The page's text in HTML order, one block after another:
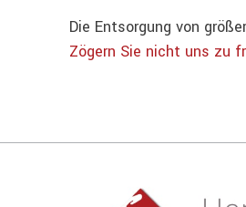
Die Entsorgung von
Zögern Sie nicht uns zu